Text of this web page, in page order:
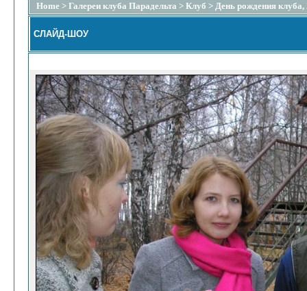
Home > Галереи клуба Парадельта > Клуб > День рождения клуба,
СЛАЙД-ШОУ